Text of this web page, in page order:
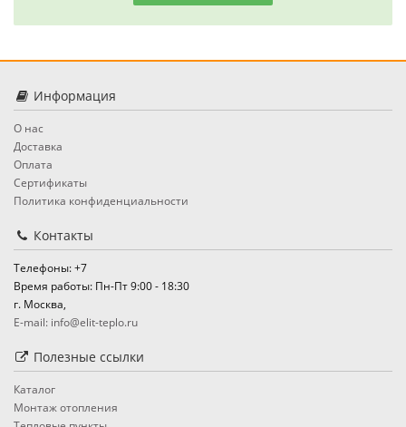
Информация
О нас
Доставка
Оплата
Сертификаты
Политика конфиденциальности
Контакты
Телефоны: +7
Время работы: Пн-Пт 9:00 - 18:30
г. Москва,
E-mail: info@elit-teplo.ru
Полезные ссылки
Каталог
Монтаж отопления